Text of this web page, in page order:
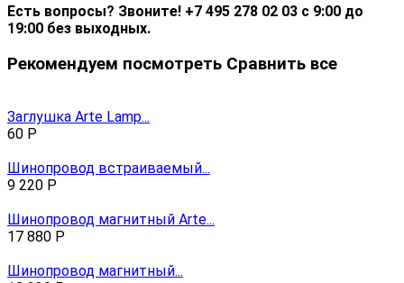
Есть вопросы? Звоните! +7 495 278 02 03 с 9:00 до
19:00 без выходных.
Рекомендуем посмотреть Сравнить все
Заглушка Arte Lamp...
60 Р
Шинопровод встраиваемый...
9 220 Р
Шинопровод магнитный Arte...
17 880 Р
Шинопровод магнитный...